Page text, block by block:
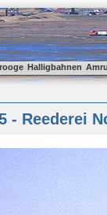
Halligbahnen
- Reederei